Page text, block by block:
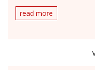
read more